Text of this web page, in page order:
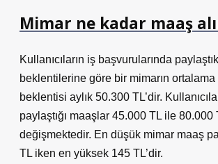
Mimar ne kadar maaş
Kullanıcıların iş başvurularında
beklentilerine göre bir mimarın ortalama
beklentisi aylık 50.300 TL’dir.
paylaştığı maaşlar 45.000 TL ile 80.000
değişmektedir. En düşük mimar maaş
TL iken en yüksek 145 TL’dir.